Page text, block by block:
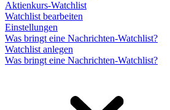
Aktienkurs-Watchlist
Watchlist bearbeiten
Einstellungen
Was bringt eine Nachrichten-Watchlist?
Watchlist anlegen
Was bringt eine Nachrichten-Watchlist?